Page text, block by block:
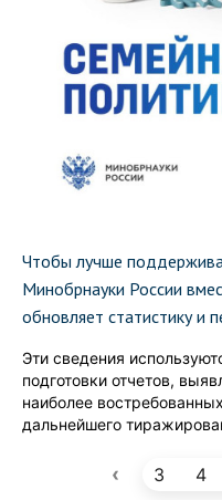
Чтобы лучше
Минобрнауки России
обновляет статистику и
Эти сведения
подготовки отчетов,
наиболее
дальнейшего
‹ 3 4